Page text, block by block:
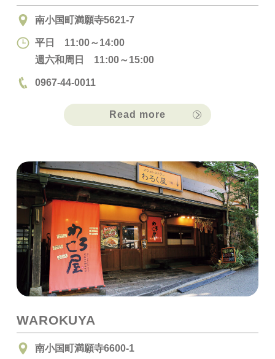
Read more
南小国町満願寺5621-7
平日 11:00～14:00
週六和周日 11:00～15:00
0967-44-0011
WAROKUYA
南小国町満願寺6600-1